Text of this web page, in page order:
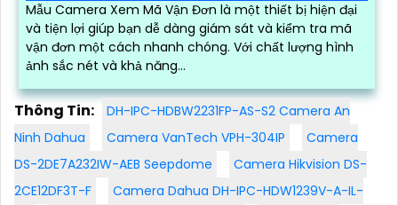
Mẫu Camera Xem Mã Vận Đơn là một thiết bị hiện đại
và tiện lợi giúp bạn dễ dàng giám sát và kiểm tra mã
vận đơn một cách nhanh chóng. Với chất lượng hình
ảnh sắc nét và khả năng...
Thông Tin:
DH-IPC-HDBW2231FP-AS-S2 Camera An
Ninh Dahua
Camera VanTech VPH-304IP
Camera
DS-2DE7A232IW-AEB Seepdome
Camera Hikvision DS-
2CE12DF3T-F
Camera Dahua DH-IPC-HDW1239V-A-IL-